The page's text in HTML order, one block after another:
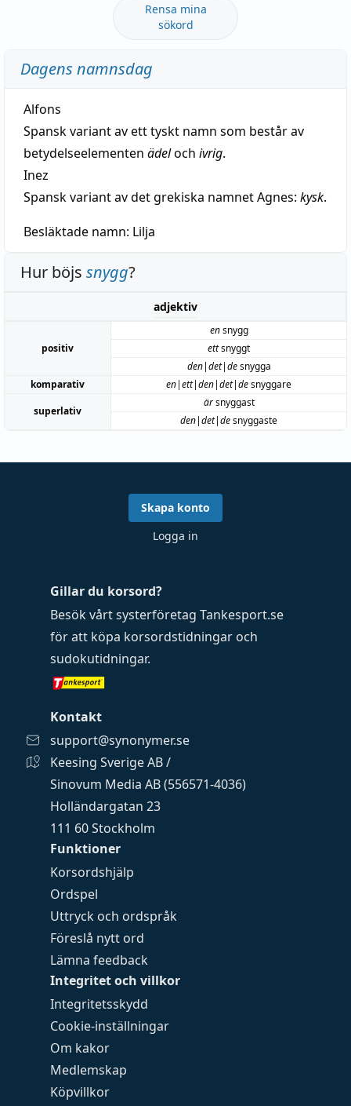
Rensa mina
sökord
Dagens namnsdag
Alfons
Spansk variant av ett tyskt namn som består av
betydelseelementen ädeloch ivrig.
Inez
Spansk variant av det grekiska namnet Agnes: kysk.
Besläktade namn: Lilja
Hur böjs snygg?
adjektiv
positiv
ensnygg
ettsnyggt
den|det|desnygga
komparativ
en|ett|den|det|desnyggare
superlativ
ärsnyggast
den|det|desnyggaste
Funktioner
Korsordshjälp
Ordspel
Uttryck och ordspråk
Föreslå nytt ord
Lämna feedback
Integritet och villkor
Integritetsskydd
Cookie-inställningar
Om kakor
Medlemskap
Köpvillkor
Gillar du korsord?
Besök vårt systerföretag Tankesport.se
för att köpa korsordstidningar och
sudokutidningar.
Kontakt
support@synonymer.se
Keesing Sverige AB /
Sinovum Media AB (556571-4036)
Holländargatan 23
111 60 Stockholm
Skapa konto
Logga in